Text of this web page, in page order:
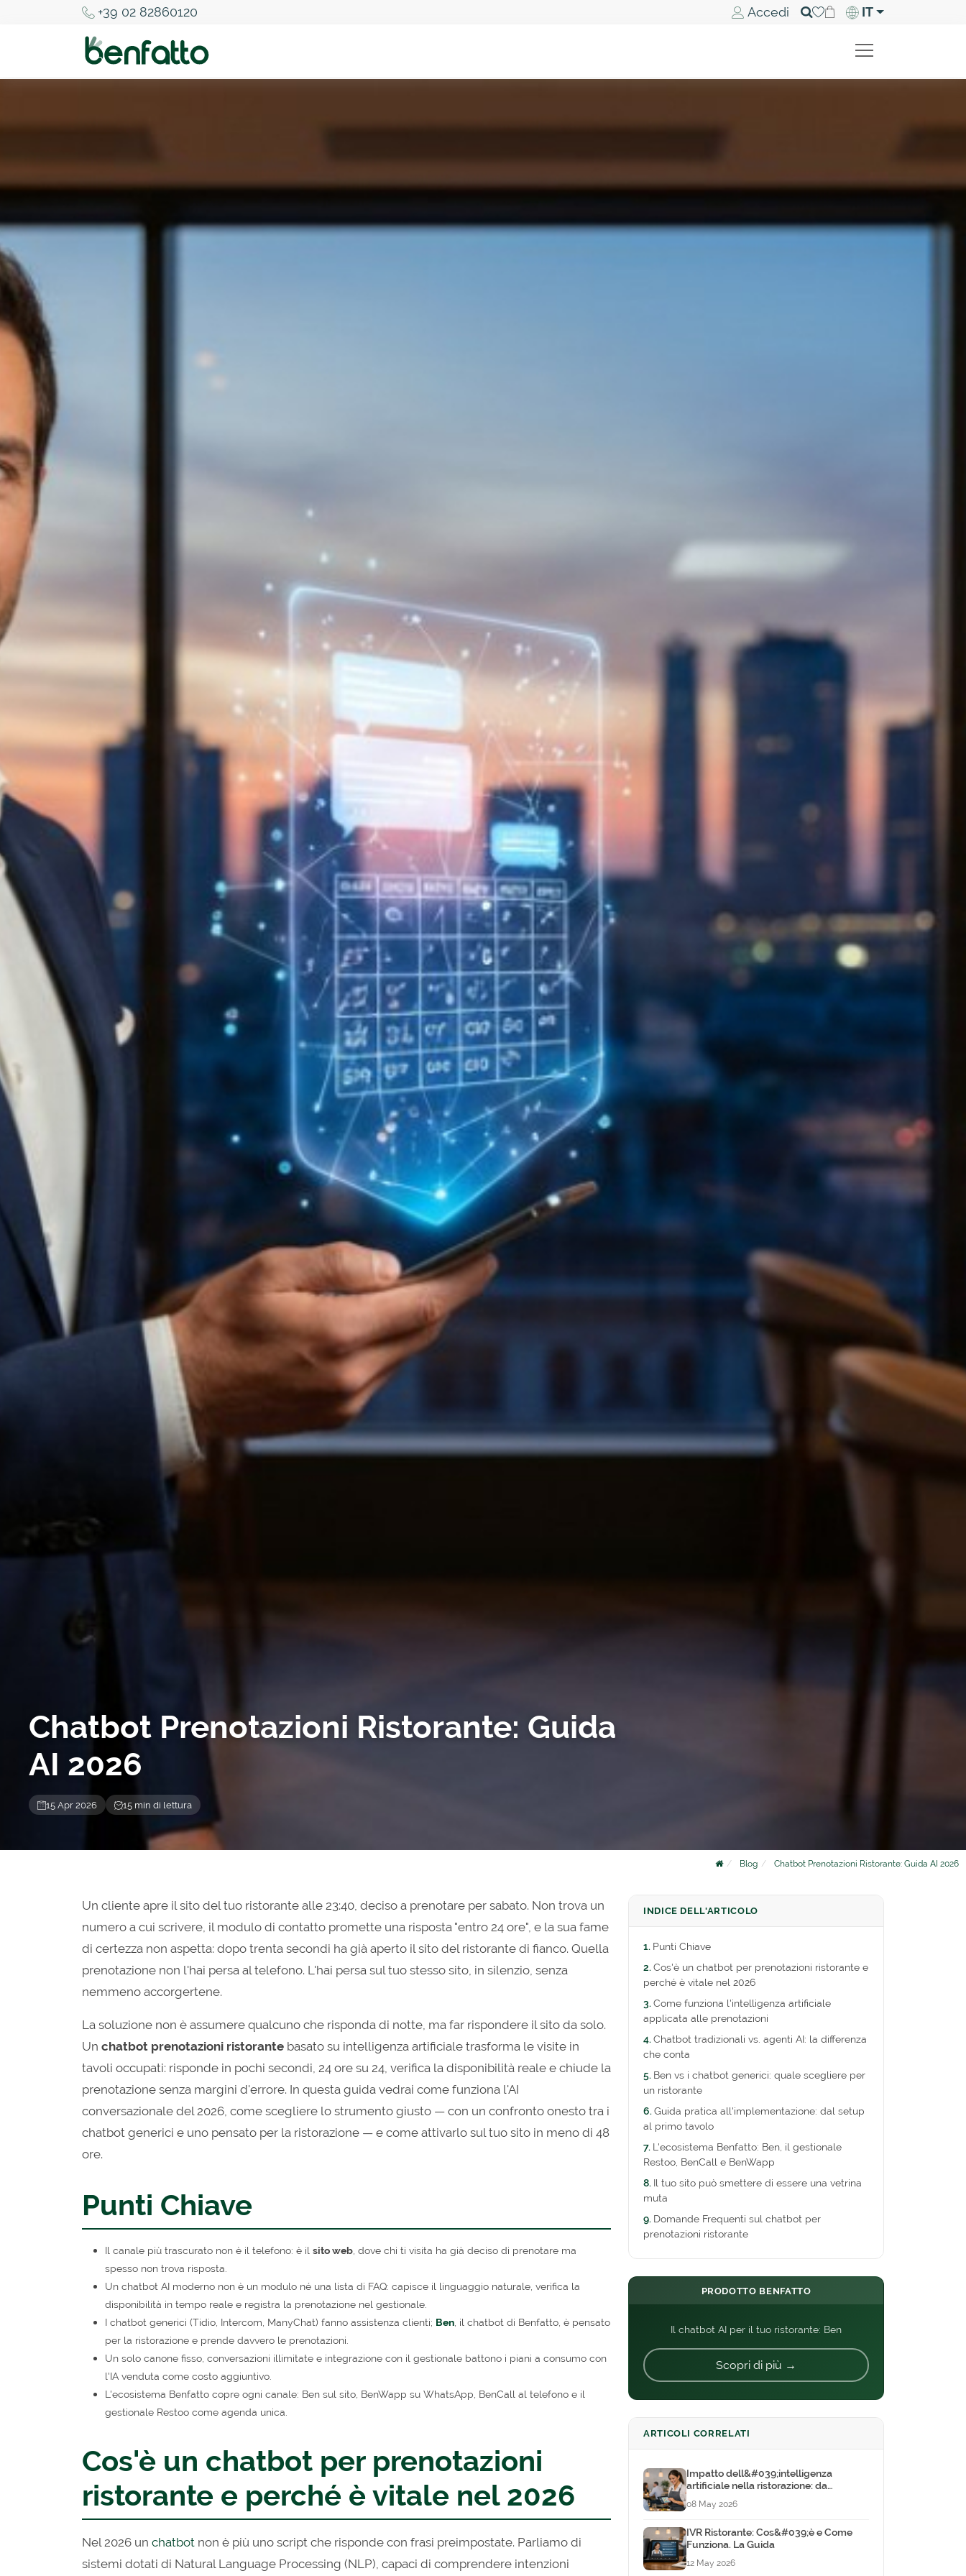
+39 02 82860120 Accedi IT
Chatbot Prenotazioni Ristorante: Guida
AI 2026
15 Apr 2026 15 min di lettura
Blog Chatbot Prenotazioni Ristorante: Guida AI 2026
Un cliente apre il sito del tuo ristorante alle 23:40, deciso a prenotare per sabato. Non trova un
numero a cui scrivere, il modulo di contatto promette una risposta "entro 24 ore", e la sua fame
di certezza non aspetta: dopo trenta secondi ha già aperto il sito del ristorante di fianco. Quella
prenotazione non l'hai persa al telefono. L'hai persa sul tuo stesso sito, in silenzio, senza
nemmeno accorgertene.
La soluzione non è assumere qualcuno che risponda di notte, ma far rispondere il sito da solo.
Un chatbot prenotazioni ristorante basato su intelligenza artificiale trasforma le visite in
tavoli occupati: risponde in pochi secondi, 24 ore su 24, verifica la disponibilità reale e chiude la
prenotazione senza margini d'errore. In questa guida vedrai come funziona l'AI
conversazionale del 2026, come scegliere lo strumento giusto — con un confronto onesto tra i
chatbot generici e uno pensato per la ristorazione — e come attivarlo sul tuo sito in meno di 48
ore.
Punti Chiave
Il canale più trascurato non è il telefono: è il sito web , dove chi ti visita ha già deciso di prenotare ma
spesso non trova risposta.
Un chatbot AI moderno non è un modulo né una lista di FAQ: capisce il linguaggio naturale, verifica la
disponibilità in tempo reale e registra la prenotazione nel gestionale.
I chatbot generici (Tidio, Intercom, ManyChat) fanno assistenza clienti; Ben , il chatbot di Benfatto, è pensato
per la ristorazione e prende davvero le prenotazioni.
Un solo canone fisso, conversazioni illimitate e integrazione con il gestionale battono i piani a consumo con
l'IA venduta come costo aggiuntivo.
L'ecosistema Benfatto copre ogni canale: Ben sul sito, BenWapp su WhatsApp, BenCall al telefono e il
gestionale Restoo come agenda unica.
Cos'è un chatbot per prenotazioni
ristorante e perché è vitale nel 2026
Nel 2026 un chatbot non è più uno script che risponde con frasi preimpostate. Parliamo di
sistemi dotati di Natural Language Processing (NLP), capaci di comprendere intenzioni
INDICE DELL'ARTICOLO
Punti Chiave
Cos'è un chatbot per prenotazioni ristorante e
perché è vitale nel 2026
Come funziona l'intelligenza artificiale
applicata alle prenotazioni
Chatbot tradizionali vs. agenti AI: la differenza
che conta
Ben vs i chatbot generici: quale scegliere per
un ristorante
Guida pratica all'implementazione: dal setup
al primo tavolo
L'ecosistema Benfatto: Ben, il gestionale
Restoo, BenCall e BenWapp
Il tuo sito può smettere di essere una vetrina
muta
Domande Frequenti sul chatbot per
prenotazioni ristorante
PRODOTTO BENFATTO
Il chatbot AI per il tuo ristorante: Ben
Scopri di più →
ARTICOLI CORRELATI
Impatto dell&#039;intelligenza
artificiale nella ristorazione: da
08 May 2026
IVR Ristorante: Cos&#039;è e Come
Funziona. La Guida
12 May 2026